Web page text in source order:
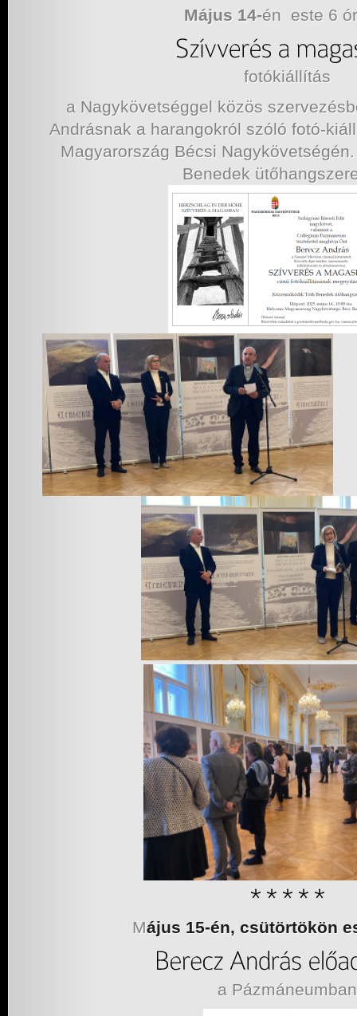
Május 14-én este 6
fotókiállítás
a Nagykövetséggel közös
Andrásnak a harangokról szóló fotó-
Magyarország Bécsi
Benedek
Május 15-én, csütörtökön
a Pázmáneumban